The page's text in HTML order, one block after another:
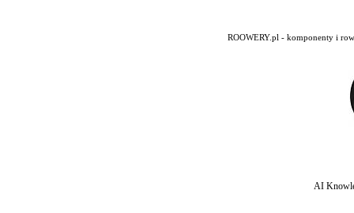
ROOWERY.pl - komponenty i
AI